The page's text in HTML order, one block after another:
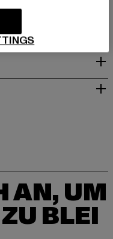
AN, UM
BLEI